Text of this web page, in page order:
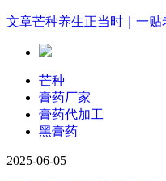
文章芒种养生正当时｜一
芒种
膏药厂家
膏药代加工
黑膏药
2025-06-05